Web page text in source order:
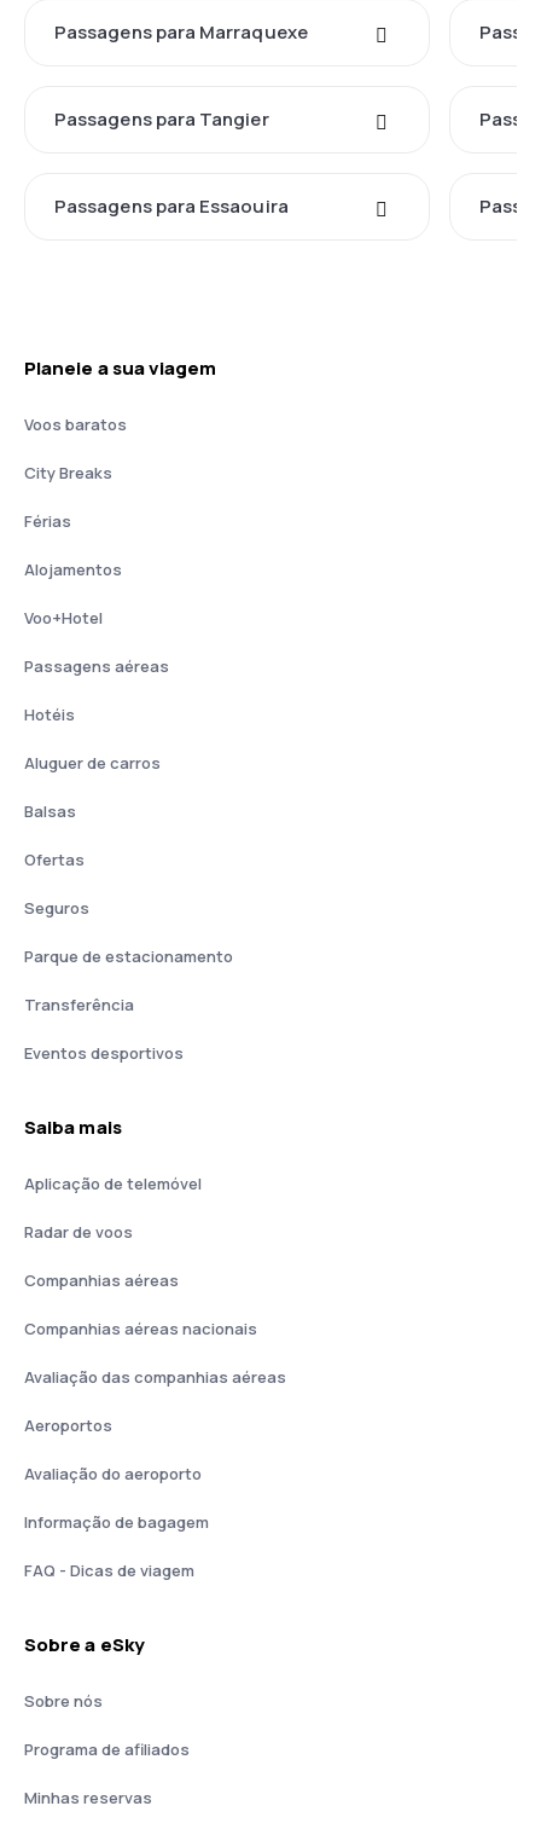
Passagens para Marraquexe
Passagens para Tangier
Passagens para Essaouira
Planeie a sua viagem
Voos baratos
City Breaks
Férias
Alojamentos
Voo+Hotel
Passagens aéreas
Hotéis
Aluguer de carros
Balsas
Ofertas
Seguros
Parque de estacionamento
Transferência
Eventos desportivos
Saiba mais
Aplicação de telemóvel
Radar de voos
Companhias aéreas
Companhias aéreas nacionais
Avaliação das companhias aéreas
Aeroportos
Avaliação do aeroporto
Informação de bagagem
FAQ - Dicas de viagem
Sobre a eSky
Sobre nós
Programa de afiliados
Minhas reservas